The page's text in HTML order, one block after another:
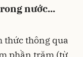
nước...
thức thông qua